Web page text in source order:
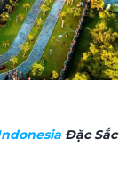
Đặc Sắc